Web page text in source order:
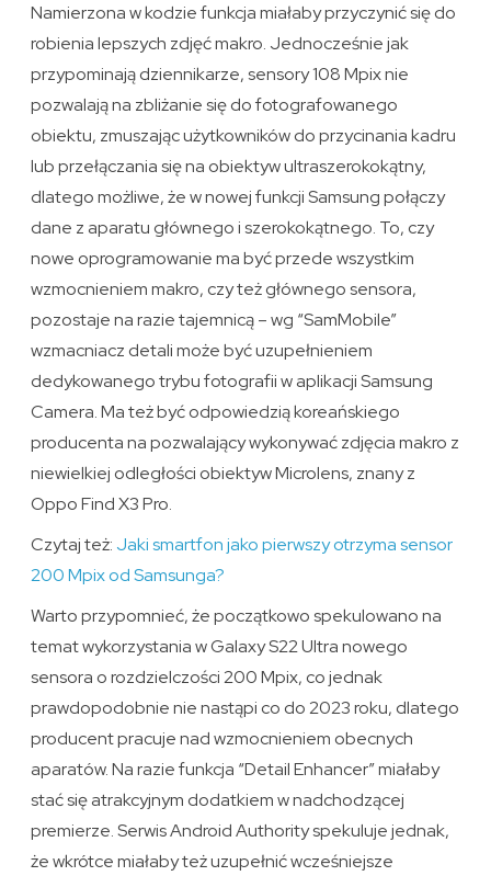
Namierzona w kodzie funkcja miałaby przyczynić się do
robienia lepszych zdjęć makro. Jednocześnie jak
przypominają dziennikarze, sensory 108 Mpix nie
pozwalają na zbliżanie się do fotografowanego
obiektu, zmuszając użytkowników do przycinania kadru
lub przełączania się na obiektyw ultraszerokokątny,
dlatego możliwe, że w nowej funkcji Samsung połączy
dane z aparatu głównego i szerokokątnego. To, czy
nowe oprogramowanie ma być przede wszystkim
wzmocnieniem makro, czy też głównego sensora,
pozostaje na razie tajemnicą – wg “SamMobile”
wzmacniacz detali może być uzupełnieniem
dedykowanego trybu fotografii w aplikacji Samsung
Camera. Ma też być odpowiedzią koreańskiego
producenta na pozwalający wykonywać zdjęcia makro z
niewielkiej odległości obiektyw Microlens, znany z
Oppo Find X3 Pro.
Czytaj też: Jaki smartfon jako pierwszy otrzyma sensor
200 Mpix od Samsunga?
Warto przypomnieć, że początkowo spekulowano na
temat wykorzystania w Galaxy S22 Ultra nowego
sensora o rozdzielczości 200 Mpix, co jednak
prawdopodobnie nie nastąpi co do 2023 roku, dlatego
producent pracuje nad wzmocnieniem obecnych
aparatów. Na razie funkcja “Detail Enhancer” miałaby
stać się atrakcyjnym dodatkiem w nadchodzącej
premierze. Serwis Android Authority spekuluje jednak,
że wkrótce miałaby też uzupełnić wcześniejsze